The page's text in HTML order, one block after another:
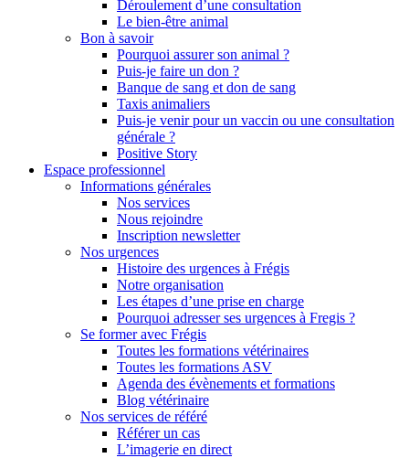
Déroulement d’une consultation
Le bien-être animal
Bon à savoir
Pourquoi assurer son animal ?
Puis-je faire un don ?
Banque de sang et don de sang
Taxis animaliers
Puis-je venir pour un vaccin ou une consultation
générale ?
Positive Story
Espace professionnel
Informations générales
Nos services
Nous rejoindre
Inscription newsletter
Nos urgences
Histoire des urgences à Frégis
Notre organisation
Les étapes d’une prise en charge
Pourquoi adresser ses urgences à Fregis ?
Se former avec Frégis
Toutes les formations vétérinaires
Toutes les formations ASV
Agenda des évènements et formations
Blog vétérinaire
Nos services de référé
Référer un cas
L’imagerie en direct